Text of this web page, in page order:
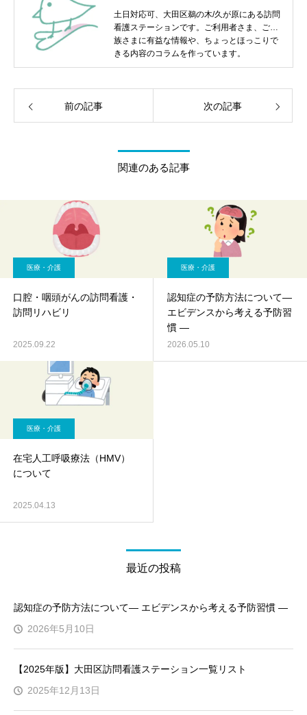
土日対応可、大田区鵜の木/久が原にある訪問
看護ステーションです。ご利用者さま、ご家
族さまに有益な情報や、ちょっとほっこりで
きる内容のコラムを作っています。
前の記事 次の記事
関連のある記事
医療・介護
口腔・咽頭がんの訪問看護・
訪問リハビリ
2025.09.22
医療・介護
認知症の予防方法について―
エビデンスから考える予防習
慣 ―
2026.05.10
医療・介護
在宅人工呼吸療法（HMV）
について
2025.04.13
最近の投稿
認知症の予防方法について― エビデンスから考える予防習慣 ―
2026年5月10日
【2025年版】大田区訪問看護ステーション一覧リスト
2025年12月13日